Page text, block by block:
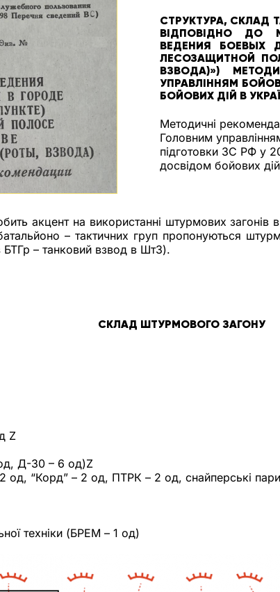
СТРУКТУРА, СКЛАД
ВІДПОВІДНО ДО
ВЕДЕНИЯ БОЕВЫХ
ЛЕСОЗАЩИТНОЙ
ВЗВОДА)»)
УПРАВЛІННЯМ
БОЙОВИХ ДІЙ В
Методичні
Головним
підготовки ЗС РФ у
досвідом бойових дій
акцент на використанні штурмових загонів
– тактичних груп пропонуються
БТГр – танковий взвод в ШтЗ).
СКЛАД ШТУРМОВОГО ЗАГОНУ
Z
Д-30 – 6 од)Z
од, “Корд” – 2 од, ПТРК – 2 од, снайперські
техніки (БРЕМ – 1 од)